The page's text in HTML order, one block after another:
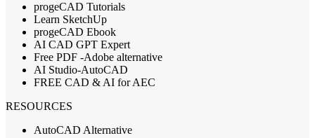
progeCAD Tutorials
Learn SketchUp
progeCAD Ebook
AI CAD GPT Expert
Free PDF -Adobe alternative
AI Studio-AutoCAD
FREE CAD & AI for AEC
RESOURCES
AutoCAD Alternative